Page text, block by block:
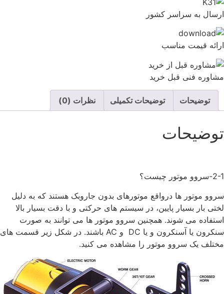
ارسال به سراسر کشور
ارائه قیمت مناسب
مشاوره فنی قبل خرید
توضیحات توضیحات تکمیلی نظرات (0)
توضیحات
2-1-سروو موتور چیست؟
سروو موتور ها درواقع موتورهای بدون جاروبک هستند که به دلیل
لختی بار بسیار پایین، در سیستم های حرکتی و با دقت بسیار بالا
استفاده می شوند. همچنین سروو موتور ها می توانند به صورت
سنکرون یا آسنکرون و یا DC و AC باشند. در شکل زیر قسمت های
مختلف یک سروو موتور را مشاهده می کنید.